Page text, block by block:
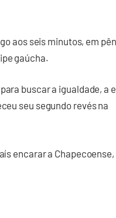
aos seis minutos, em
gaúcha.
buscar a igualdade, a
seu segundo revés na
encarar a Chapecoense,